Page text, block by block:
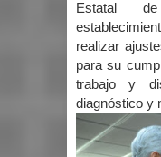
Estatal
realizar
para su
trabajo y
diagnóstico y